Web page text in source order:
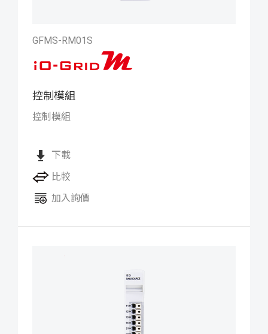
GFMS-RM01S
控制模組
控制模組
下載
比較
加入詢價